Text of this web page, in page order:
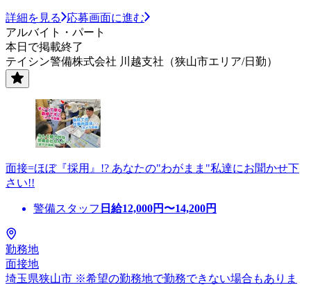
詳細を見る
応募画面に進む
アルバイト・パート
本日で掲載終了
テイシン警備株式会社 川越支社（狭山市エリア/日勤）
面接=ほぼ『採用』!? あなたの"わがまま"私達にお聞かせ下
さい!!
警備スタッフ 日給12,000円〜14,200円
勤務地
面接地
埼玉県狭山市 ※希望の勤務地で勤務できない場合もありま